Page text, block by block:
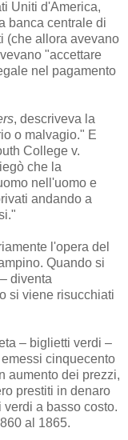
Uniti d'America,
banca centrale di
(che allora avevano
"accettare
nel pagamento
, descriveva la
o malvagio." E
College v.
che la
nell'uomo e
andando a
l'opera del
Quando si
– diventa
si viene risucchiati
– biglietti verdi –
cinquecento
aumento dei prezzi,
prestiti in denaro
a basso costo.
al 1865.